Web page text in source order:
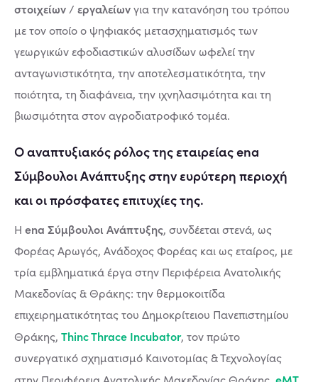
στοιχείων / εργαλείωνγια την κατανόηση του τρόπου
με τον οποίο ο ψηφιακός μετασχηματισμός των
γεωργικών εφοδιαστικών αλυσίδων ωφελεί την
ανταγωνιστικότητα, την αποτελεσματικότητα, την
ποιότητα, τη διαφάνεια, την ιχνηλασιμότητα και τη
βιωσιμότητα στον αγροδιατροφικό τομέα.
Ο αναπτυξιακός ρόλος της εταιρείας ena
Σύμβουλοι Ανάπτυξης στην ευρύτερη περιοχή
και οι πρόσφατες επιτυχίες της.
Η ena Σύμβουλοι Ανάπτυξης, συνδέεται στενά, ως
Φορέας Αρωγός, Ανάδοχος Φορέας και ως εταίρος, με
τρία εμβληματικά έργα στην Περιφέρεια Ανατολικής
Μακεδονίας & Θράκης: την θερμοκοιτίδα
επιχειρηματικότητας του Δημοκρίτειου Πανεπιστημίου
Θράκης, Thinc Thrace Incubator, τον πρώτο
συνεργατικό σχηματισμό Καινοτομίας & Τεχνολογίας